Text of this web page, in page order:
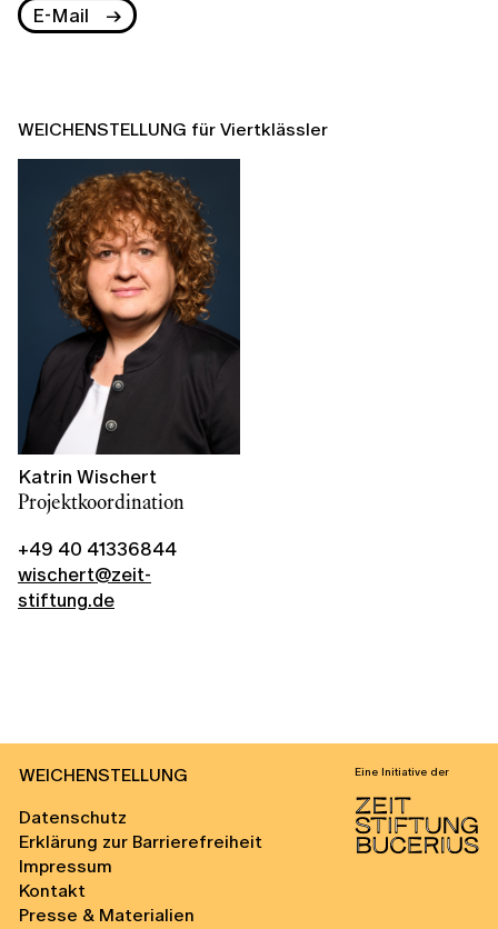
E-Mail
WEICHENSTELLUNG für Viertklässler
Katrin Wischert
Projektkoordination
+49 40 41336844
wischert@zeit-
stiftung.de
WEICHENSTELLUNG Eine Initiative der
Datenschutz
Erklärung zur Barrierefreiheit
Impressum
Kontakt
Presse & Materialien